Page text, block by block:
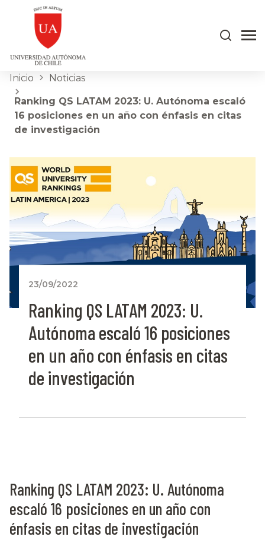
Inicio Noticias
Ranking QS LATAM 2023: U. Autónoma escaló
16 posiciones en un año con énfasis en citas
de investigación
23/09/2022
Ranking QS LATAM 2023: U.
Autónoma escaló 16 posiciones
en un año con énfasis en citas
de investigación
Ranking QS LATAM 2023: U. Autónoma
escaló 16 posiciones en un año con
énfasis en citas de investigación